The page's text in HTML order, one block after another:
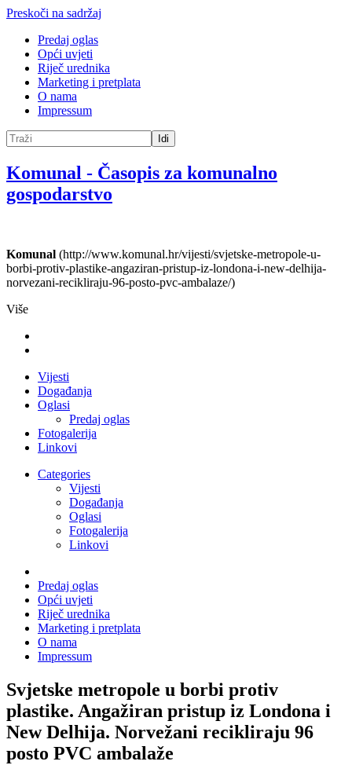
Preskoči na sadržaj
Predaj oglas
Opći uvjeti
Riječ urednika
Marketing i pretplata
O nama
Impressum
Idi
Komunal - Časopis za komunalno
gospodarstvo
Komunal (http://www.komunal.hr/vijesti/svjetske-metropole-u-
borbi-protiv-plastike-angaziran-pristup-iz-londona-i-new-delhija-
norvezani-recikliraju-96-posto-pvc-ambalaze/)
Više
Vijesti
Događanja
Oglasi
Predaj oglas
Fotogalerija
Linkovi
Categories
Vijesti
Događanja
Oglasi
Fotogalerija
Linkovi
Predaj oglas
Opći uvjeti
Riječ urednika
Marketing i pretplata
O nama
Impressum
Svjetske metropole u borbi protiv
plastike. Angažiran pristup iz Londona i
New Delhija. Norvežani recikliraju 96
posto PVC ambalaže